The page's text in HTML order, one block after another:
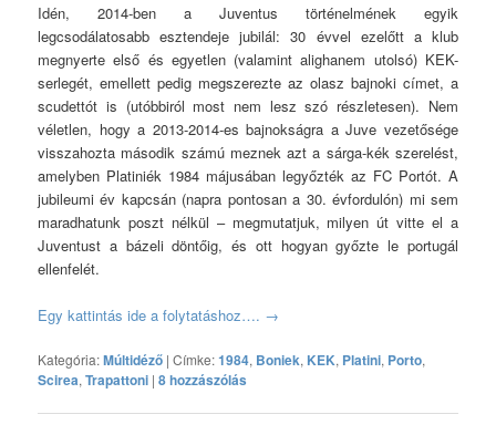
Idén, 2014-ben a Juventus történelmének egyik
legcsodálatosabb esztendeje jubilál: 30 évvel ezelőtt a klub
megnyerte első és egyetlen (valamint alighanem utolsó) KEK-
serlegét, emellett pedig megszerezte az olasz bajnoki címet, a
scudettót is (utóbbiról most nem lesz szó részletesen). Nem
véletlen, hogy a 2013-2014-es bajnokságra a Juve vezetősége
visszahozta második számú meznek azt a sárga-kék szerelést,
amelyben Platiniék 1984 májusában legyőzték az FC Portót. A
jubileumi év kapcsán (napra pontosan a 30. évfordulón) mi sem
maradhatunk poszt nélkül – megmutatjuk, milyen út vitte el a
Juventust a bázeli döntőig, és ott hogyan győzte le portugál
ellenfelét.
Egy kattintás ide a folytatáshoz…. →
Kategória:Múltidéző |Címke:1984, Boniek, KEK, Platini, Porto,
Scirea,Trapattoni |8 hozzászólás